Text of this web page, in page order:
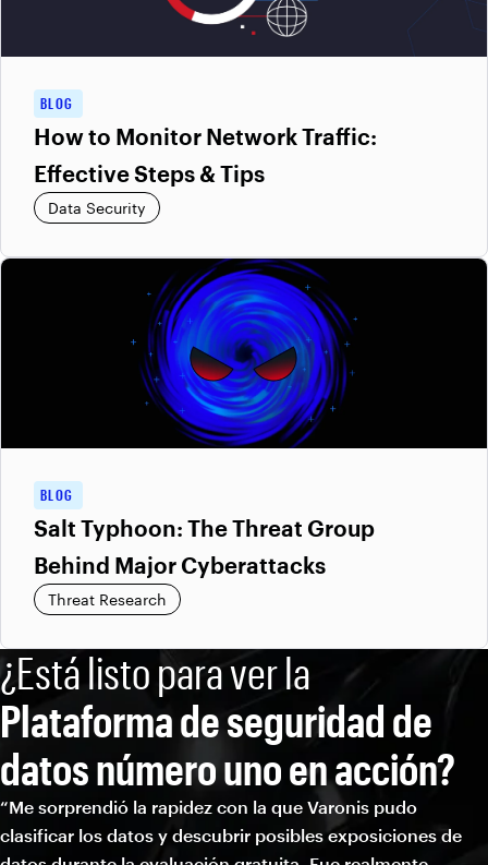
BLOG
How to Monitor Network Traffic:
Effective Steps & Tips
Data Security
BLOG
Salt Typhoon: The Threat Group
Behind Major Cyberattacks
Threat Research
¿Está listo para ver la
Plataforma de seguridad de
datos número uno en acción?
“Me sorprendió la rapidez con la que Varonis pudo
clasificar los datos y descubrir posibles exposiciones de